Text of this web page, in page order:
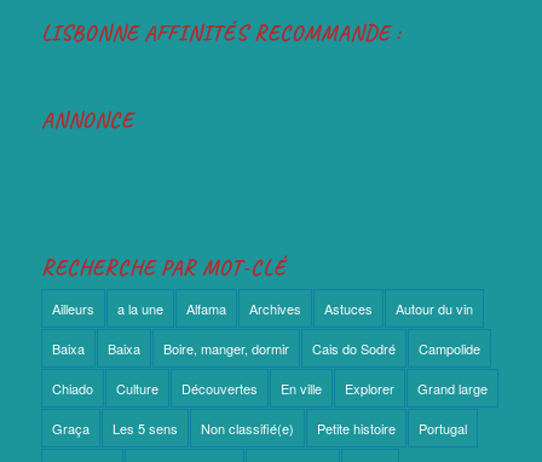
LISBONNE AFFINITÉS RECOMMANDE :
ANNONCE
RECHERCHE PAR MOT-CLÉ
Ailleurs a la une Alfama Archives Astuces Autour du vin
Baixa Baixa Boire, manger, dormir Cais do Sodré Campolide
Chiado Culture Découvertes En ville Explorer Grand large
Graça Les 5 sens Non classifié(e) Petite histoire Portugal